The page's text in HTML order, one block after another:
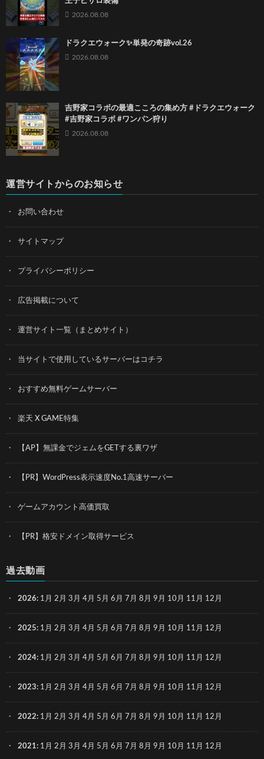
2026.08.08
ドラクエウォーク✨単発の奇跡vol.26
2026.08.08
吉野家コラボの最適こころの集め方 #ドラクエウォーク
#吉野家コラボ #ワンパン狩り
2026.08.08
運営サイトからのお知らせ
お問い合わせ
サイトマップ
プライバシーポリシー
広告掲載について
運営サイト一覧（まとめサイト）
当サイトで使用しているサーバーはコチラ
おすすめ無料ゲームサーバー
楽天 X GAME特集
【AP】無課金でジェムをGETする裏ワザ
【PR】WordPress表示速度No.1高速サーバー
ゲームアカウント高価買取
【PR】格安ドメイン取得サービス
過去動画
2026: 1月 2月 3月 4月 5月 6月 7月 8月 9月 10月 11月 12月
2025: 1月 2月 3月 4月 5月 6月 7月 8月 9月 10月 11月 12月
2024: 1月 2月 3月 4月 5月 6月 7月 8月 9月 10月 11月 12月
2023: 1月 2月 3月 4月 5月 6月 7月 8月 9月 10月 11月 12月
2022: 1月 2月 3月 4月 5月 6月 7月 8月 9月 10月 11月 12月
2021: 1月 2月 3月 4月 5月 6月 7月 8月 9月 10月 11月 12月